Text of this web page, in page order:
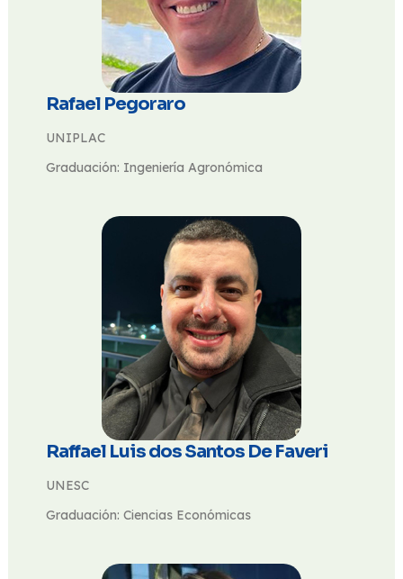
Rafael Pegoraro
UNIPLAC
Graduación: Ingeniería Agronómica
Raffael Luis dos Santos De Faveri
UNESC
Graduación: Ciencias Económicas